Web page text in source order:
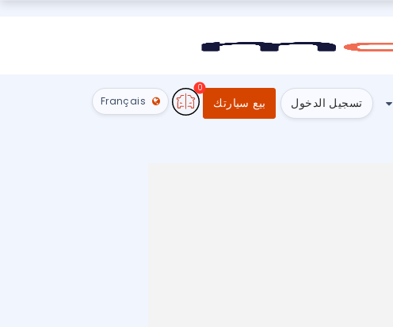
تسجيل الدخول بيع سيارتك
0
Français